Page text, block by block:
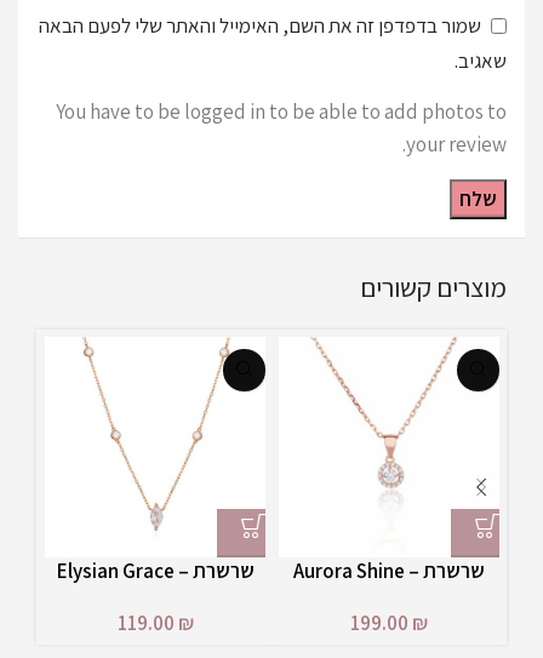
שמור בדפדפן זה את השם, האימייל והאתר שלי לפעם הבאה
שאגיב.
You have to be logged in to be able to add photos to
your review.
מוצרים קשורים
שרשרת – Aurora Shine
199.00 ₪
שרשרת – Elysian Grace
119.00 ₪